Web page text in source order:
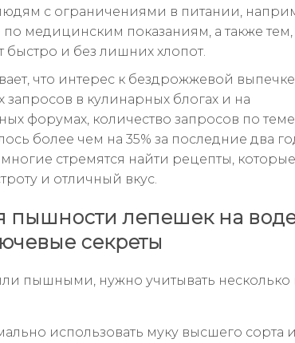
с ограничениями в питании,
медицинским показаниям, а также тем,
быстро и без лишних хлопот.
что интерес к бездрожжевой выпечке
в кулинарных блогах и на
форумах, количество запросов по
более чем на 35% за последние два
стремятся найти рецепты,
и отличный вкус.
пышности лепешек на
секреты
пышными, нужно учитывать несколько
использовать муку высшего сорта